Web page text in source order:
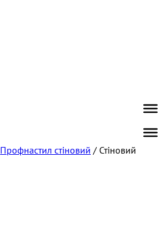
Профнастил стіновий / Стіновий